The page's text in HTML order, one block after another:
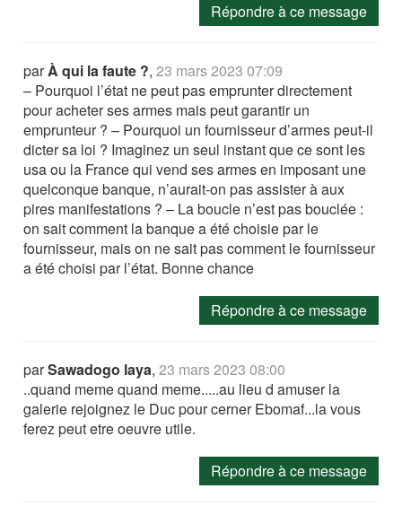
Répondre à ce message
parÀ qui la faute ?,23 mars 2023 07:09
– Pourquoi l’état ne peut pas emprunter directement
pour acheter ses armes mais peut garantir un
emprunteur ? – Pourquoi un fournisseur d’armes peut-il
dicter sa loi ? Imaginez un seul instant que ce sont les
usa ou la France qui vend ses armes en imposant une
quelconque banque, n’aurait-on pas assister à aux
pires manifestations ? – La boucle n’est pas bouclée :
on sait comment la banque a été choisie par le
fournisseur, mais on ne sait pas comment le fournisseur
a été choisi par l’état. Bonne chance
Répondre à ce message
parSawadogo laya,23 mars 2023 08:00
..quand meme quand meme.....au lieu d amuser la
galerie rejoignez le Duc pour cerner Ebomaf...la vous
ferez peut etre oeuvre utile.
Répondre à ce message